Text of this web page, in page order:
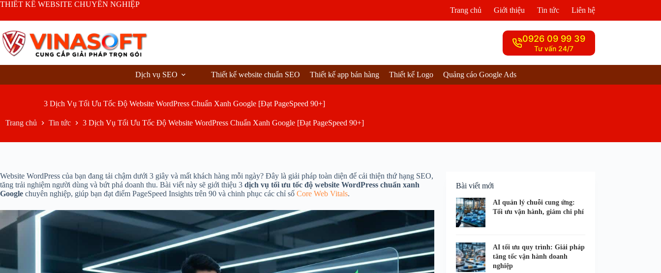
Chuyển
phần
nội
dung
THIẾT KẾ WEBSITE CHUYÊN NGHIỆP
Trang chủ Giới thiệu Tin tức Liên hệ
0926 09 99 39
Tư vấn 24/7
Dịch vụ SEO Thiết kế website chuẩn SEO Thiết kế app bán hàng Thiết kế Logo Quảng cáo Google Ads
3 Dịch Vụ Tối Ưu Tốc Độ Website WordPress Chuẩn Xanh Google [Đạt PageSpeed 90+]
Trang chủ Tin tức 3 Dịch Vụ Tối Ưu Tốc Độ Website WordPress Chuẩn Xanh Google [Đạt PageSpeed 90+]
Website WordPress của bạn đang tải chậm dưới 3 giây và mất khách hàng mỗi ngày? Đây là giải pháp toàn diện để cải thiện thứ hạng SEO,
tăng trải nghiệm người dùng và bứt phá doanh thu. Bài viết này sẽ giới thiệu 3 dịch vụ tối ưu tốc độ website WordPress chuẩn xanh
Google chuyên nghiệp, giúp bạn đạt điểm PageSpeed Insights trên 90 và chinh phục các chỉ số Core Web Vitals.
Bài viết mới
AI quản lý chuỗi cung ứng:
Tối ưu vận hành, giảm chi phí
AI tối ưu quy trình: Giải pháp
tăng tốc vận hành doanh
nghiệp